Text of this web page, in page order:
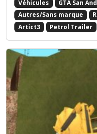
Véhicules GTA San
Autres/Sans marque
Artict3
Petrol Trailer